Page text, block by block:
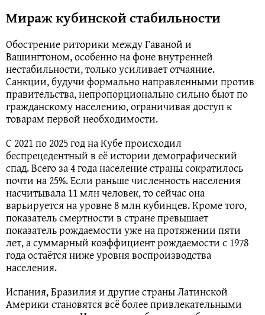
Мираж кубинской стабильности
Обострение риторики между Гаваной и
Вашингтоном, особенно на фоне внутренней
нестабильности, только усиливает отчаяние.
Санкции, будучи формально направленными против
правительства, непропорционально сильно бьют по
гражданскому населению, ограничивая доступ к
товарам первой необходимости.
С 2021 по 2025 год на Кубе происходил
беспрецедентный в её истории демографический
спад. Всего за 4 года население страны сократилось
почти на 25%. Если раньше численность населения
насчитывала 11 млн человек, то сейчас она
варьируется на уровне 8 млн кубинцев. Кроме того,
показатель смертности в стране превышает
показатель рождаемости уже на протяжении пяти
лет, а суммарный коэффициент рождаемости с 1978
года остаётся ниже уровня воспроизводства
населения.
Испания, Бразилия и другие страны Латинской
Америки становятся всё более привлекательными